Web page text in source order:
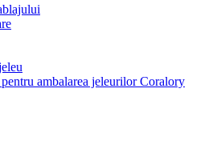
ambalarea jeleurilor Coralory